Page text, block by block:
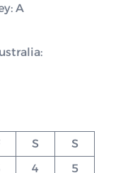
A
S
S
4
5